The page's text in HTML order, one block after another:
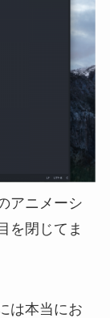
アニメーシ
を閉じてま
は本当にお